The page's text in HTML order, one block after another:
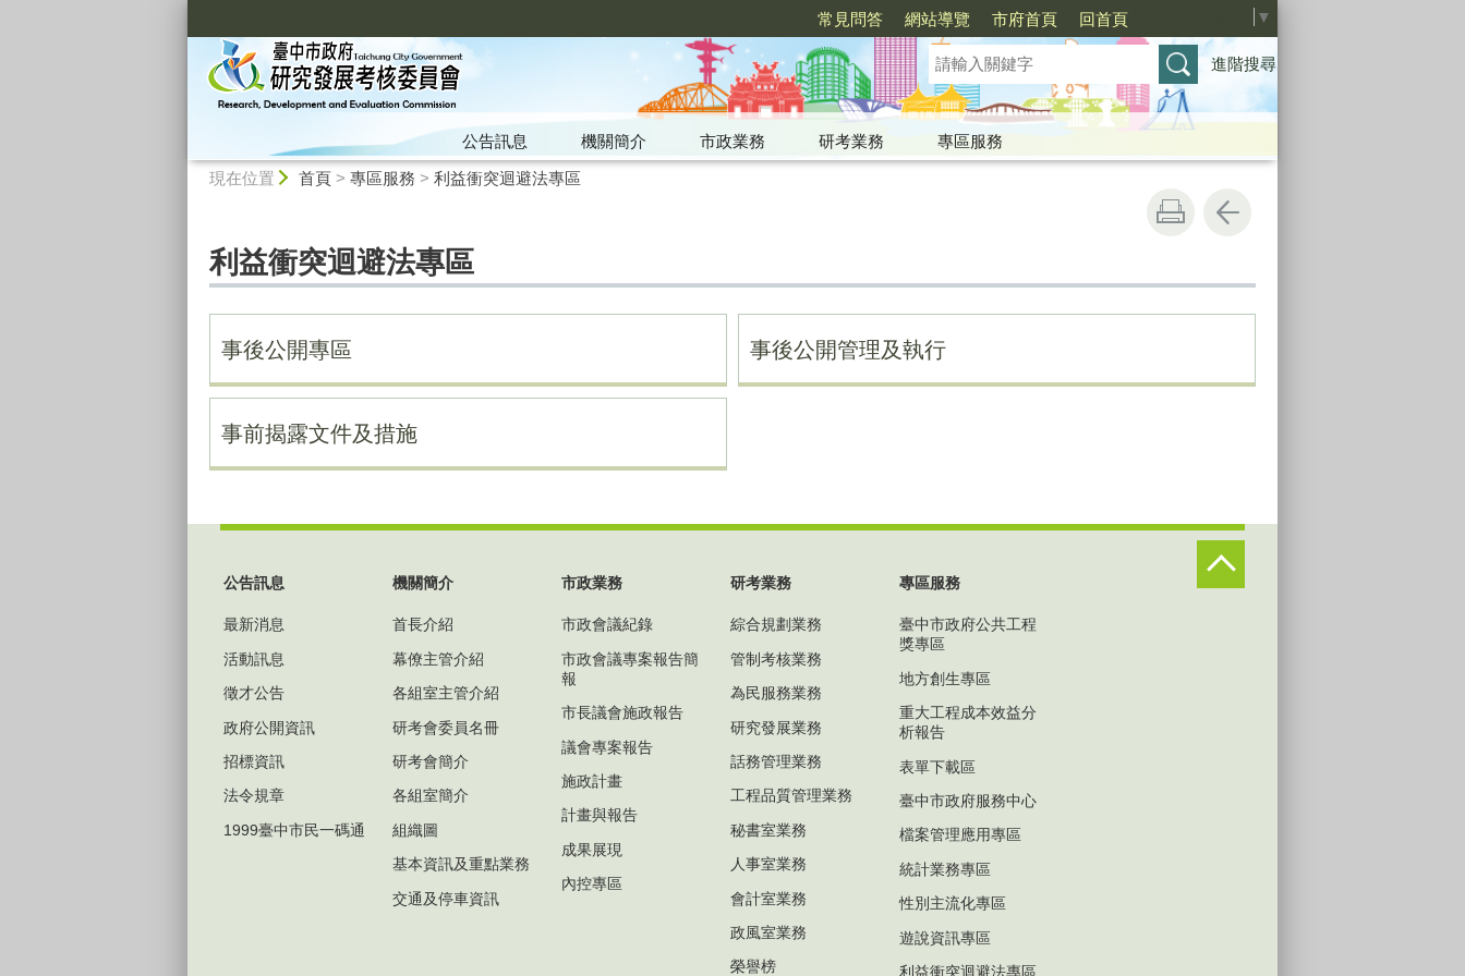
常見問答 網站導覽 市府首頁 回首頁 ▼
進階搜尋
公告訊息 機關簡介 市政業務 研考業務
專區服務
現在位置 首頁> 專區服務 > 利益衝突迴避法專區
利益衝突迴避法專區
事後公開專區 事後公開管理及執行
事前揭露文件及措施
公告訊息
最新消息
活動訊息
徵才公告
政府公開資訊
招標資訊
法令規章
1999臺中市民一碼通
機關簡介
首長介紹
幕僚主管介紹
各組室主管介紹
研考會委員名冊
研考會簡介
各組室簡介
組織圖
基本資訊及重點業務
交通及停車資訊
市政業務
市政會議紀錄
市政會議專案報告簡
報
市長議會施政報告
議會專案報告
施政計畫
計畫與報告
成果展現
內控專區
研考業務
綜合規劃業務
管制考核業務
為民服務業務
研究發展業務
話務管理業務
工程品質管理業務
秘書室業務
人事室業務
會計室業務
政風室業務
榮譽榜
專區服務
臺中市政府公共工程
獎專區
地方創生專區
重大工程成本效益分
析報告
表單下載區
臺中市政府服務中心
檔案管理應用專區
統計業務專區
性別主流化專區
遊說資訊專區
利益衝突迴避法專區